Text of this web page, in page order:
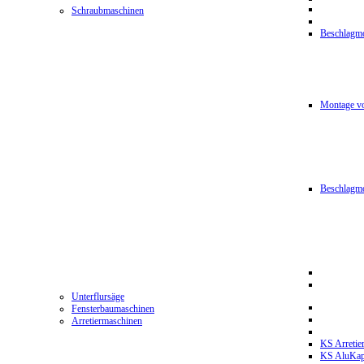
Schraubmaschinen
Montage
Unterflursäge
Fensterbaumaschinen
Arretiermaschinen
KS
KS